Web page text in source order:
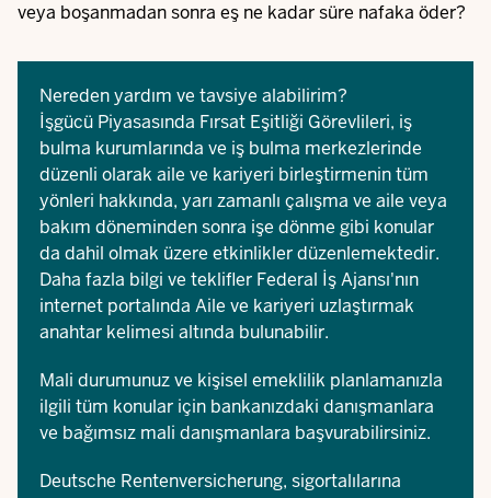
veya boşanmadan sonra eş ne kadar süre nafaka öder?
Nereden yardım ve tavsiye alabilirim?
İşgücü Piyasasında Fırsat Eşitliği Görevlileri, iş
bulma kurumlarında ve iş bulma merkezlerinde
düzenli olarak aile ve kariyeri birleştirmenin tüm
yönleri hakkında, yarı zamanlı çalışma ve aile veya
bakım döneminden sonra işe dönme gibi konular
da dahil olmak üzere etkinlikler düzenlemektedir.
Daha fazla bilgi ve teklifler Federal İş Ajansı'nın
internet portalında Aile ve kariyeri uzlaştırmak
anahtar kelimesi altında bulunabilir.
Mali durumunuz ve kişisel emeklilik planlamanızla
ilgili tüm konular için bankanızdaki danışmanlara
ve bağımsız mali danışmanlara başvurabilirsiniz.
Deutsche Rentenversicherung, sigortalılarına